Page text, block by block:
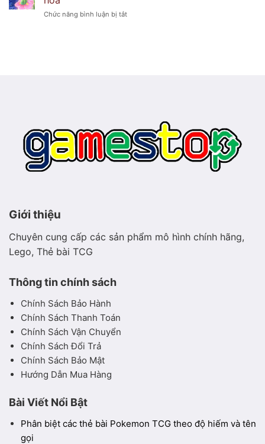
lẽo
Pokémon
Chức năng bình luận bị tắtở
Giới thiệu
Chuyên cung cấp các sản phẩm mô hình chính hãng,
Lego, Thẻ bài TCG
Thông tin chính sách
Chính Sách Bảo Hành
Chính Sách Thanh Toán
Chính Sách Vận Chuyển
Chính Sách Đổi Trả
Chính Sách Bảo Mật
Hướng Dẫn Mua Hàng
Bài Viết Nổi Bật
Phân biệt các thẻ bài Pokemon TCG theo độ hiếm và tên
gọi